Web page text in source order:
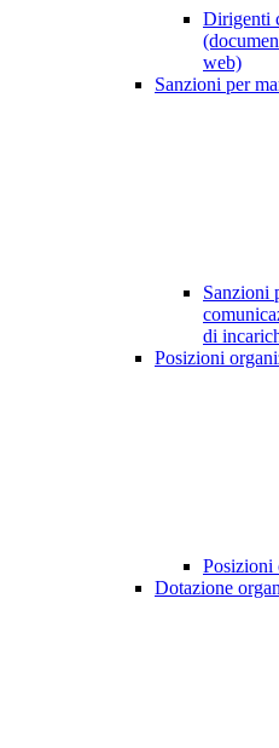
Dirigenti
web)
Sanzioni per
Sanzioni
di
Posizioni
Posizioni
Dotazione